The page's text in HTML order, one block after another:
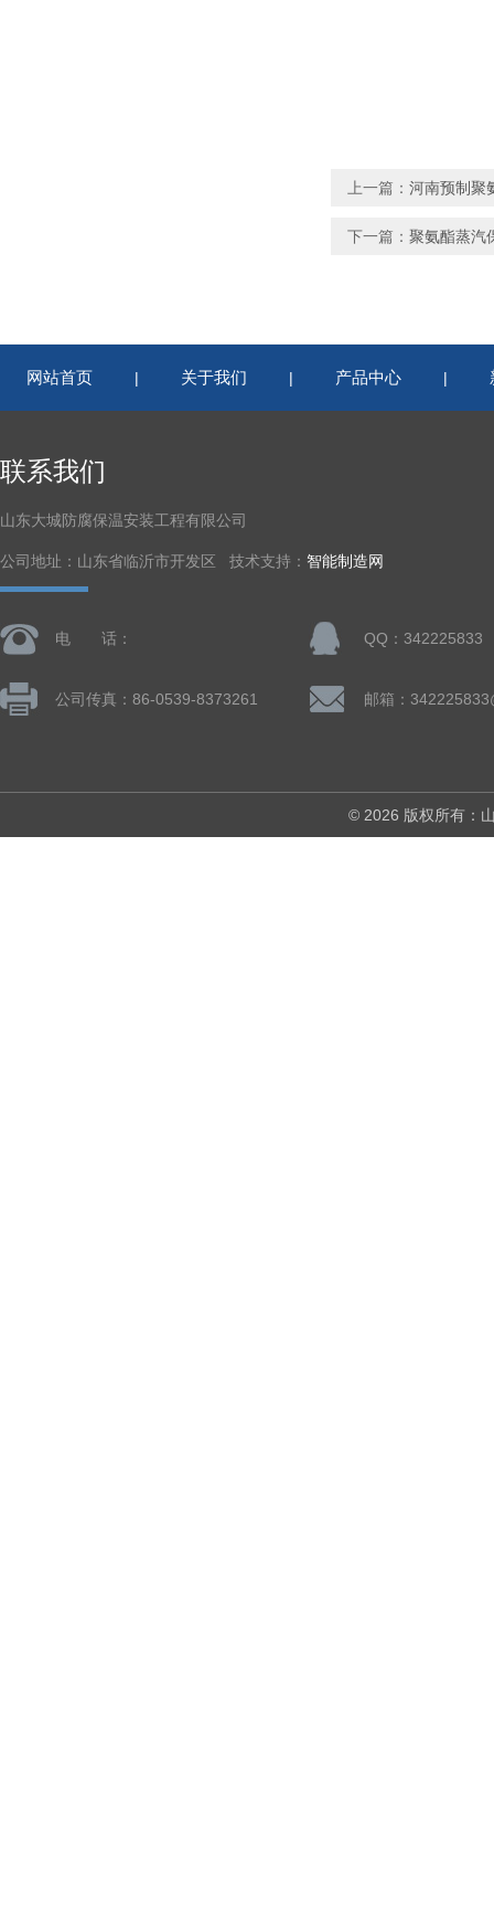
上一篇： 河南预制聚
下一篇： 聚氨酯蒸汽
网站首页 | 关于我们 | 产品中心 |
联系我们
山东大城防腐保温安装工程有限公司
公司地址：山东省临沂市开发区 技术支持： 智能制造网
电 话： QQ：342225833
公司传真：86-0539-8373261 邮箱：
© 2026 版权所有：